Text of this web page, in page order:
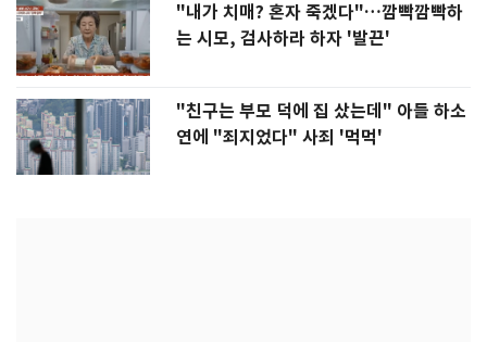
"내가 치매? 혼자 죽겠다"…깜빡깜빡하
는 시모, 검사하라 하자 '발끈'
"친구는 부모 덕에 집 샀는데" 아들 하소
연에 "죄지었다" 사죄 '먹먹'